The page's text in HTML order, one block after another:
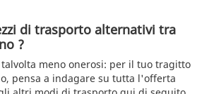
di trasporto alternativi tra
?
meno onerosi: per il tuo tragitto
pensa a indagare su tutta l'offerta